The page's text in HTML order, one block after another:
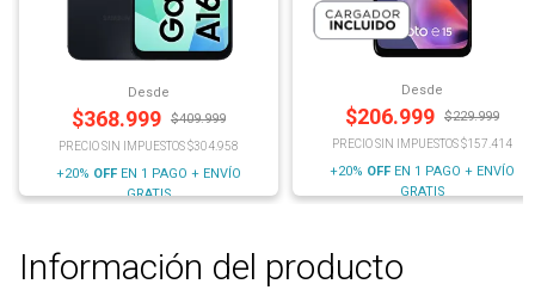
Desde
$368.999 $409.999
PRECIO SIN IMPUESTOS $304.958
+20% OFF EN 1 PAGO + ENVÍO
GRATIS
Desde
$206.999 $229.999
PRECIO SIN IMPUESTOS $157.414
+20% OFF EN 1 PAGO + ENVÍO
GRATIS
Información del producto